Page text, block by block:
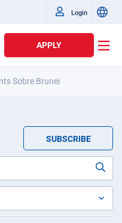
Login
APPLY
Sobre Brunei
SUBSCRIBE